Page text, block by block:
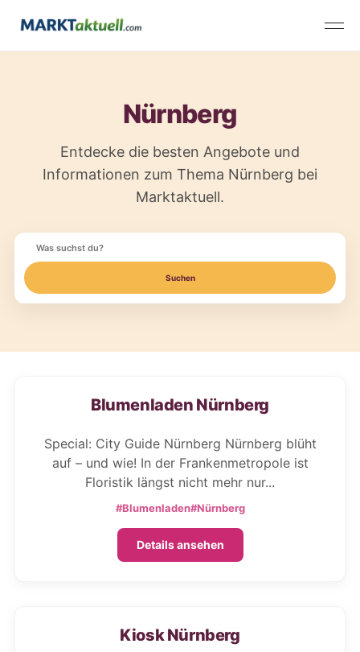
Nürnberg
Entdecke die besten Angebote und
Informationen zum Thema Nürnberg bei
Marktaktuell.
Suchen
Blumenladen Nürnberg
Special: City Guide Nürnberg Nürnberg blüht
auf – und wie! In der Frankenmetropole ist
Floristik längst nicht mehr nur...
#Blumenladen#Nürnberg
Details ansehen
Kiosk Nürnberg